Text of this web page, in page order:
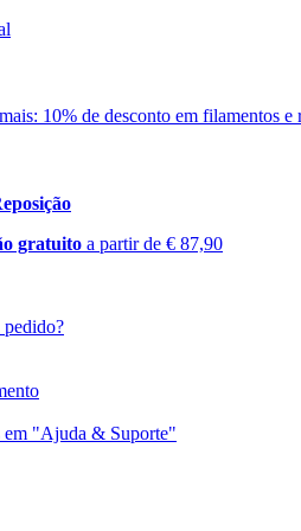
10% de desconto em filamentos e
gratuito a partir de € 87,90
pedido?
em "Ajuda & Suporte"